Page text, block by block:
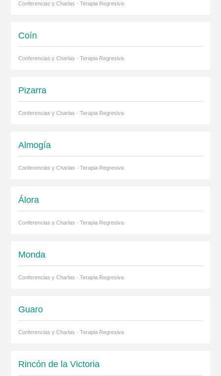
Conferencias y Charlas · Terapia Regresiva
Coín
Conferencias y Charlas · Terapia Regresiva
Pizarra
Conferencias y Charlas · Terapia Regresiva
Almogía
Conferencias y Charlas · Terapia Regresiva
Álora
Conferencias y Charlas · Terapia Regresiva
Monda
Conferencias y Charlas · Terapia Regresiva
Guaro
Conferencias y Charlas · Terapia Regresiva
Rincón de la Victoria